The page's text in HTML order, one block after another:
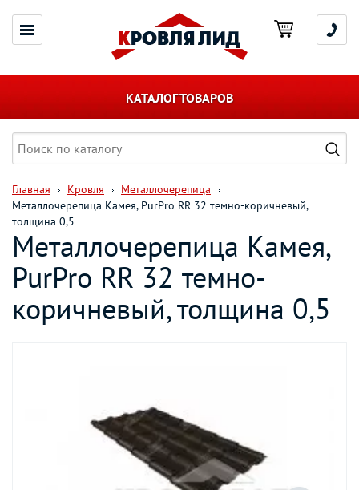
КАТАЛОГ ТОВАРОВ
Главная Кровля
Металлочерепица
Металлочерепица Камея, PurPro RR 32 темно-коричневый,
толщина 0,5
Металлочерепица Камея,
PurPro RR 32 темно-
коричневый, толщина 0,5